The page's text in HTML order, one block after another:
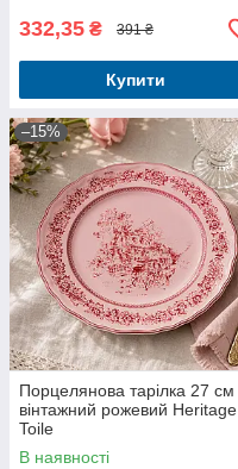
332,35 ₴ 391 ₴
Купити
–15%
Порцелянова тарілка 27 см
вінтажний рожевий Heritage
Toile
В наявності